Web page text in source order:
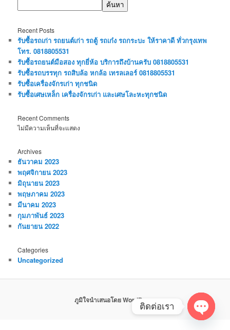
ค้นหา
Recent Posts
รับซื้อรถเก่า รถยนต์เก่า รถตู้ รถเก๋ง รถกระบะ ให้ราคาดี ทั่วกรุงเทพ
โทร. 0818805531
รับซื้อรถยนต์มือสอง ทุกยี่ห้อ บริการถึงบ้านครับ 0818805531
รับซื้อรถบรรทุก รถสิบล้อ หกล้อ เทรลเลอร์ 0818805531
รับซื้อเครื่องจักรเก่า ทุกชนิด
รับซื้อเศษเหล็ก เครื่องจักรเก่า และเศษโละหะทุกชนิด
Recent Comments
ไม่มีความเห็นที่จะแสดง
Archives
ธันวาคม 2023
พฤศจิกายน 2023
มิถุนายน 2023
พฤษภาคม 2023
มีนาคม 2023
กุมภาพันธ์ 2023
กันยายน 2022
Categories
Uncategorized
ภูมิใจนำเสนอโดย WordPress
ติดต่อเรา